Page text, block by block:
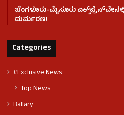
ಬೆಂಗಳೂರು-ಮೈಸೂರು
ದುರ್ಮರಣ!
Categories
#Exclusive News
Top News
Ballary